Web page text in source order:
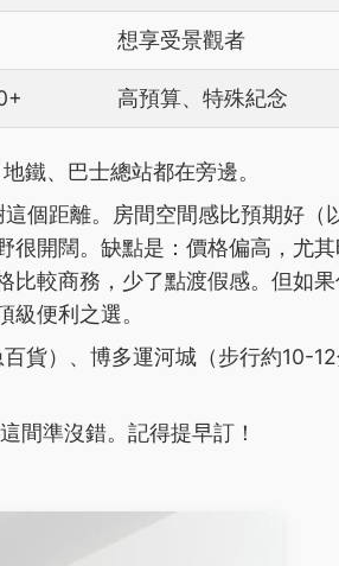
想享受景觀者
高預算、特殊紀念
鐵、巴士總站都在旁邊。
個距離。房間空間感比預期好（
很開闊。缺點是：價格偏高，尤
比較商務，少了點渡假感。但如
級便利之選。
貨）、博多運河城（步行約10-
間準沒錯。記得提早訂！